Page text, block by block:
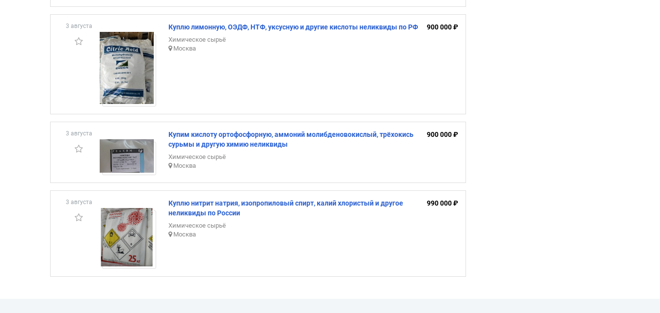
3 августа Куплю лимонную, ОЭДФ, НТФ, уксусную и другие кислоты неликвиды по РФ
Химическое сырьё
Москва
900 000 ₽
3 августа
Купим кислоту ортофосфорную, аммоний молибденовокислый, трёхокись
сурьмы и другую химию неликвиды
Химическое сырьё
Москва
900 000 ₽
3 августа
Куплю нитрит натрия, изопропиловый спирт, калий хлористый и другое
неликвиды по России
Химическое сырьё
Москва
990 000 ₽